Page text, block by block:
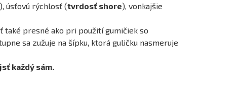
), úsťovú rýchlosť (tvrdosť shore), vonkajšie
také presné ako pri použití gumičiek so
sa zužuje na šípku, ktorá guličku nasmeruje
každý sám.